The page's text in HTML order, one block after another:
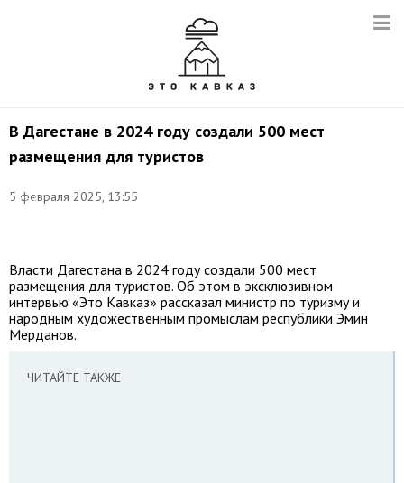
В Дагестане в 2024 году создали 500 мест
размещения для туристов
5 февраля 2025, 13:55
Елена
Власти Дагестана в 2024 году создали 500 мест
размещения для туристов. Об этом в эксклюзивном
интервью «Это Кавказ» рассказал министр по туризму и
народным художественным промыслам республики Эмин
Мерданов.
ЧИТАЙТЕ ТАКЖЕ